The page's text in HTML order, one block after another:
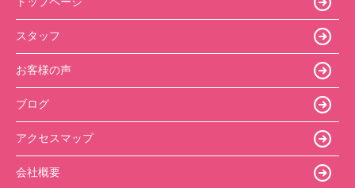
スタッフ
お客様の声
ブログ
アクセスマップ
会社概要